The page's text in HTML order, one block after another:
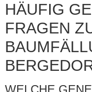
HÄUFIG
FRAGEN